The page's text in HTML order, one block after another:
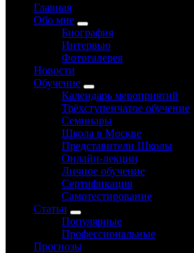
Главная
Обо мне
Биография
Интервью
Фотогалерея
Новости
Обучение
Календарь мероприятий
Трёхступенчатое обучение
Семинары
Школа в Москве
Представители Школы
Онлайн-лекции
Личное обучение
Сертификация
Самотестирование
Статьи
Популярные
Профессиональные
Прогнозы